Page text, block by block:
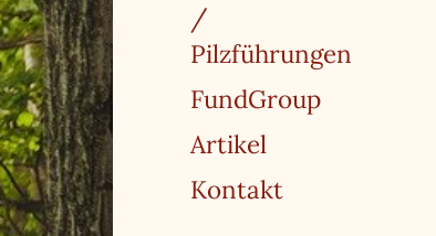
/
Pilzführungen
FundGroup
Artikel
Kontakt